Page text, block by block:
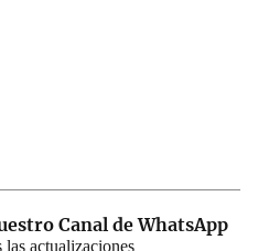
Canal de WhatsApp
las actualizaciones